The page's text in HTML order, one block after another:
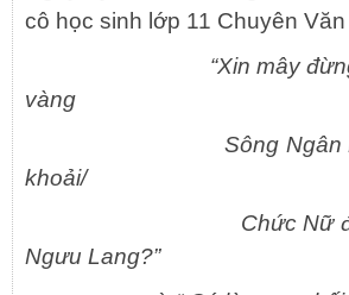
cô học sinh lớp 11 Chuyên
“Xin mây
vàng
Sông Ngân Hà
khoải/
Chức Nữ đêm
Ngưu Lang?”